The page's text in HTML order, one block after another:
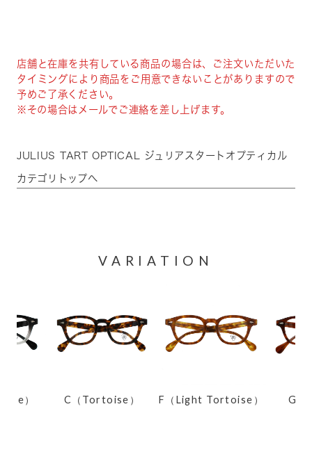
店舗と在庫を共有している商品の場合は、ご注文いただいた
タイミングにより商品をご用意できないことがありますので
予めご了承ください。
※その場合はメールでご連絡を差し上げます。
JULIUS TART OPTICAL ジュリアスタートオプティカル
カテゴリトップへ
VARIATION
） C（Tortoise） F（Light Tortoise） G（